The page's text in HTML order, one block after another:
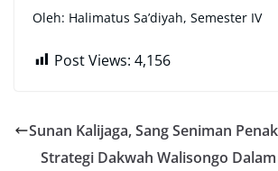
Oleh: Halimatus Sa’diyah, Semester IV
Post Views: 4,156
Sunan Kalijaga, Sang Seniman
Strategi Dakwah Walisongo